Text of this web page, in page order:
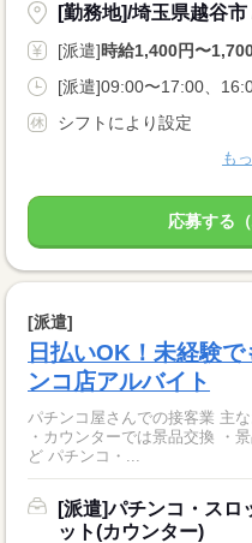
[勤務地]/埼玉県越谷市
[派遣]時給1,400円〜
[派遣]09:00〜17:00、
シフトにより設定
も
応募する
[派遣]
日払いOK！未経験
ンコ店アルバイト
パチンコ屋さんでの接客業 主
・カウンターでは景品交換 ・
ど パチンコ・...
[派遣]パチンコ・スロ
ット(カウンター)